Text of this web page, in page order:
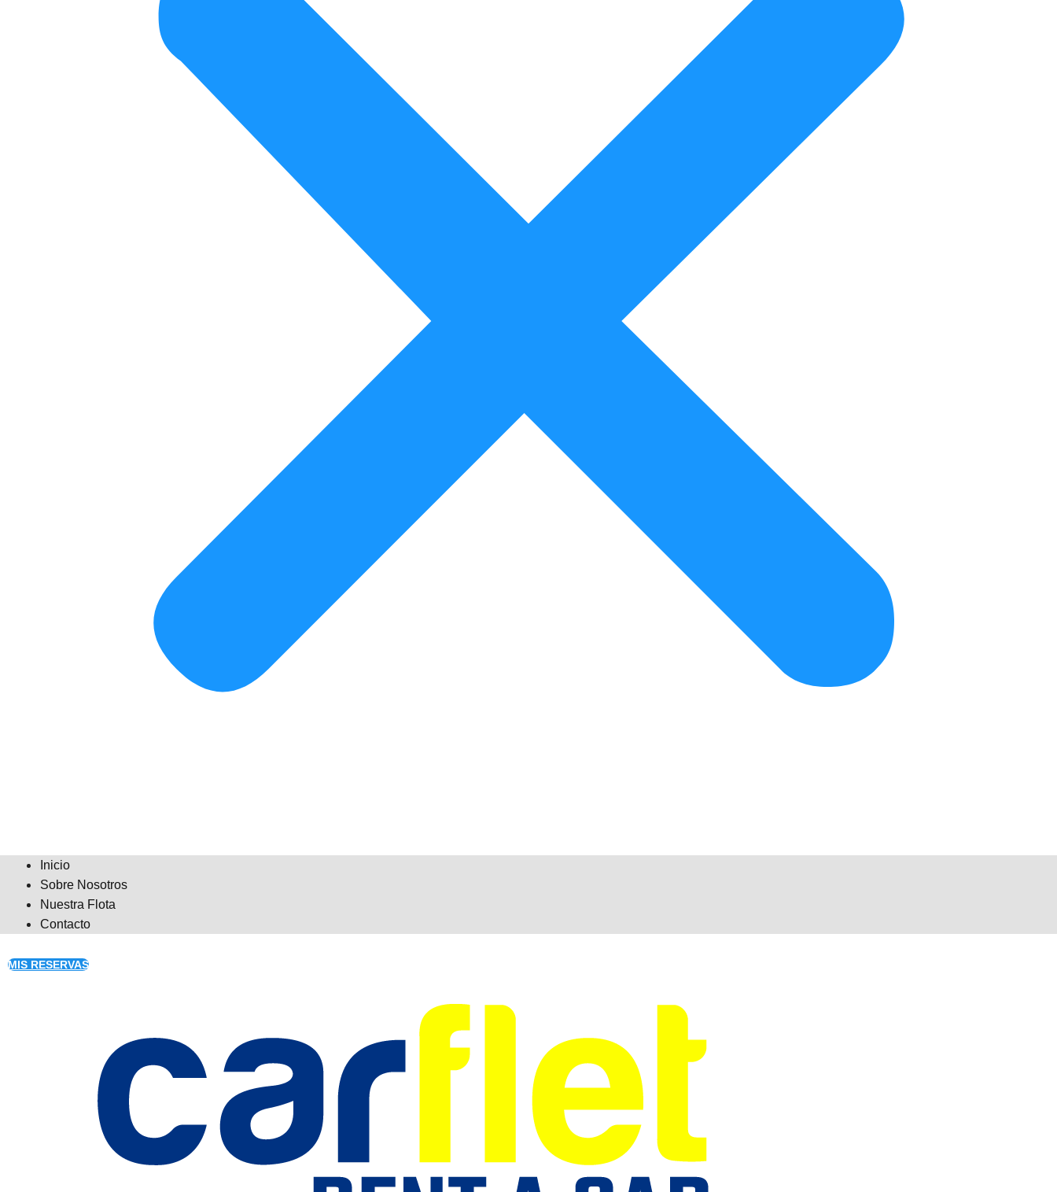
Inicio
Sobre Nosotros
Nuestra Flota
Contacto
MIS RESERVAS